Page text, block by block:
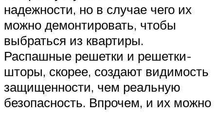
надежности, но в случае чего их
можно демонтировать, чтобы
выбраться из квартиры.
Распашные решетки и решетки-
шторы, скорее, создают видимость
защищенности, чем реальную
безопасность. Впрочем, и их можно